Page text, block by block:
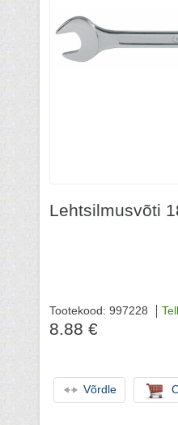
Lehtsilmusvõti
Tootekood: 997228
8.88 €
Võrdle